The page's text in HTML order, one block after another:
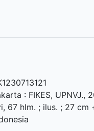
: FIKES, UPNVJ.,
67 hlm. ; ilus. ; 27 cm